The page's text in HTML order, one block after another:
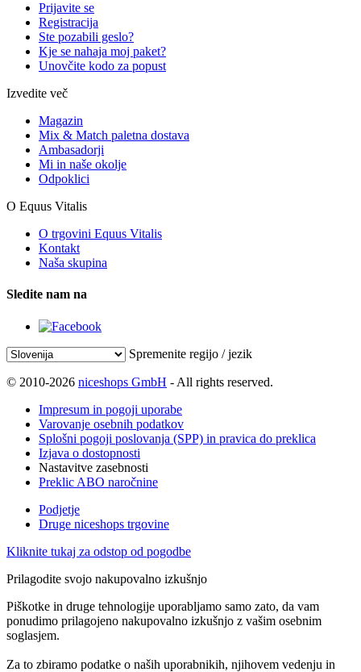
Prijavite se
Registracija
Ste pozabili geslo?
Kje se nahaja moj paket?
Unovčite kodo za popust
Izvedite več
Magazin
Mix & Match paletna dostava
Ambasadorji
Mi in naše okolje
Odpoklici
O Equus Vitalis
O trgovini Equus Vitalis
Kontakt
Naša skupina
Sledite nam na
Spremenite regijo / jezik
© 2010-2026 niceshops GmbH - All rights reserved.
Impresum in pogoji uporabe
Varovanje osebnih podatkov
Splošni pogoji poslovanja (SPP) in pravica do preklica
Izjava o dostopnosti
Nastavitve zasebnosti
Preklic ABO naročnine
Podjetje
Druge niceshops trgovine
Kliknite tukaj za odstop od pogodbe
Prilagodite svojo nakupovalno izkušnjo
Piškotke in druge tehnologije uporabljamo samo zato, da vam
ponudimo prilagojeno nakupovalno izkušnjo z vašim osebnim
soglasjem.
Za to zbiramo podatke o naših uporabnikih, njihovem vedenju in